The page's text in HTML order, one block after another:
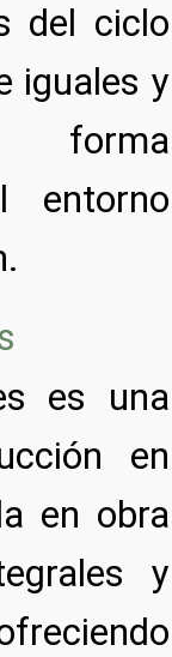
del ciclo
iguales y
forma
entorno
es una
en
en obra
y